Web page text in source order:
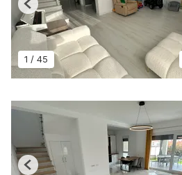
1 / 45
Previous
Previous